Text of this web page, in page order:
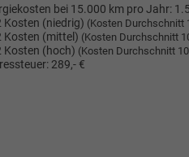
bei 15.000 km pro Jahr:
Kosten (niedrig) (Kosten Durchschnitt
Kosten (mittel) (Kosten Durchschnitt
Kosten (hoch) (Kosten Durchschnitt
289,- €